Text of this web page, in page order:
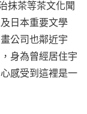
抹茶等茶文化聞
日本重要文學
公司也鄰近宇
身為曾經居住宇
感受到這裡是一